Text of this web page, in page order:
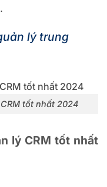
lý trung
tốt nhất 2024
lý CRM tốt nhất